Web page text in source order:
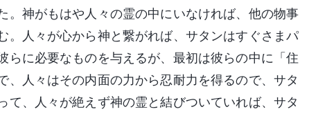
。神がもはや人々の霊の中にいなければ、他の物事
人々が心から神と繋がれば、サタンはすぐさまパ
に必要なものを与えるが、最初は彼らの中に「住
人々はその内面の力から忍耐力を得るので、サタ
、人々が絶えず神の霊と結びついていれば、サタ